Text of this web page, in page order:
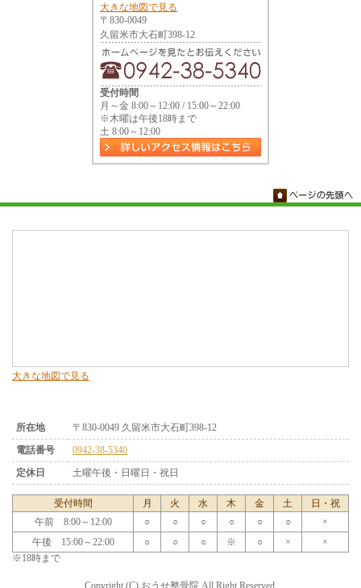
大きな地図で見る
〒830-0049
久留米市大石町398-12
受付時間
月～金 8:00～12:00 / 15:00～22:00
※木曜は午後18時まで
土 8:00～12:00
大きな地図で見る
所在地
〒830-0049 久留米市大石町398-12
電話番号
0942-38-5340
定休日
土曜午後・日曜日・祝日
受付時間 月 火 水 木 金 土
日・祝
午前 8:00～12:00
○ ○ ○ ○ ○ ○
×
午後 15:00～22:00
○ ○ ○ ※ ○ ×
×
※18時まで
Copyright (C) おうせ整骨院 All Right Reserved.